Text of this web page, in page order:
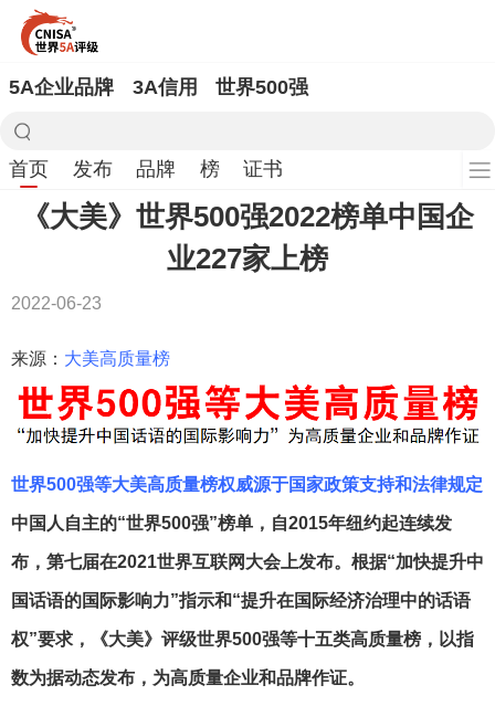
5A企业品牌 3A信用 世界500强
首页 发布 品牌 榜 证书
《大美》世界500强2022榜单中国企
业227家上榜
2022-06-23
来源： 大美高质量榜
世界500强等大美高质量榜权威源于国家政策支持和法律规定
中国人自主的“世界500强”榜单，自2015年纽约起连续发
布，第七届在2021世界互联网大会上发布。根据“加快提升中
国话语的国际影响力”指示和“提升在国际经济治理中的话语
权”要求，《大美》评级世界500强等十五类高质量榜，以指
数为据动态发布，为高质量企业和品牌作证。